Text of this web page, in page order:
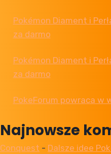
Pokémon Diament i
za darmo
Pokémon Diament i
za darmo
PokeForum powraca w
Najnowsze
Conquest - Dalsze idee